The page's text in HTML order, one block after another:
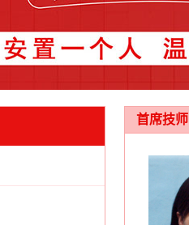
首席技师